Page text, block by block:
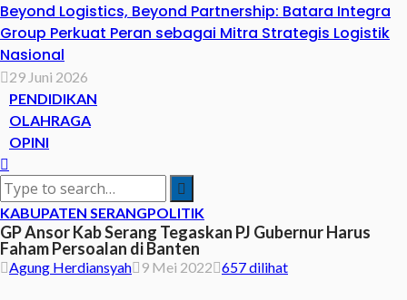
Beyond Logistics, Beyond Partnership: Batara Integra
Group Perkuat Peran sebagai Mitra Strategis Logistik
Nasional
29 Juni 2026
PENDIDIKAN
OLAHRAGA
OPINI
KABUPATEN SERANGPOLITIK
GP Ansor Kab Serang Tegaskan PJ Gubernur Harus
Faham Persoalan di Banten
Agung Herdiansyah 9 Mei 2022 657 dilihat